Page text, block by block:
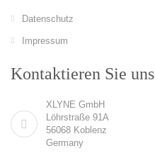
Datenschutz
Impressum
Kontaktieren Sie uns
XLYNE GmbH
Löhrstraße 91A
56068 Koblenz
Germany